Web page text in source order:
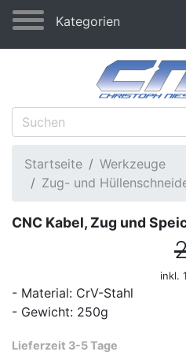
Kategorien
Startseite
Werkzeuge
Zug- und
CNC Kabel, Zug und
inkl.
- Material: CrV-Stahl
- Gewicht: 250g
Lieferzeit 3-5 Tage